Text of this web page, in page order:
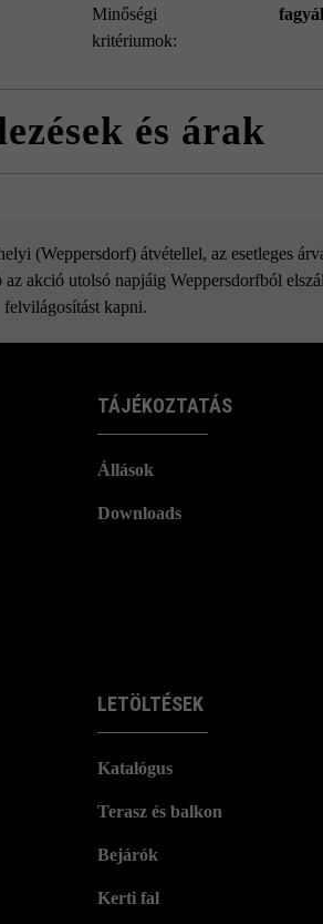
Minőségi
kritériumok:
és árak
(Weppersdorf) átvétellel, az esetleges
akció utolsó napjáig Weppersdorfból
felvilágosítást kapni.
TÁJÉKOZTATÁS
Állások
Downloads
LETÖLTÉSEK
Katalógus
Terasz és balkon
Bejárók
Kerti fal